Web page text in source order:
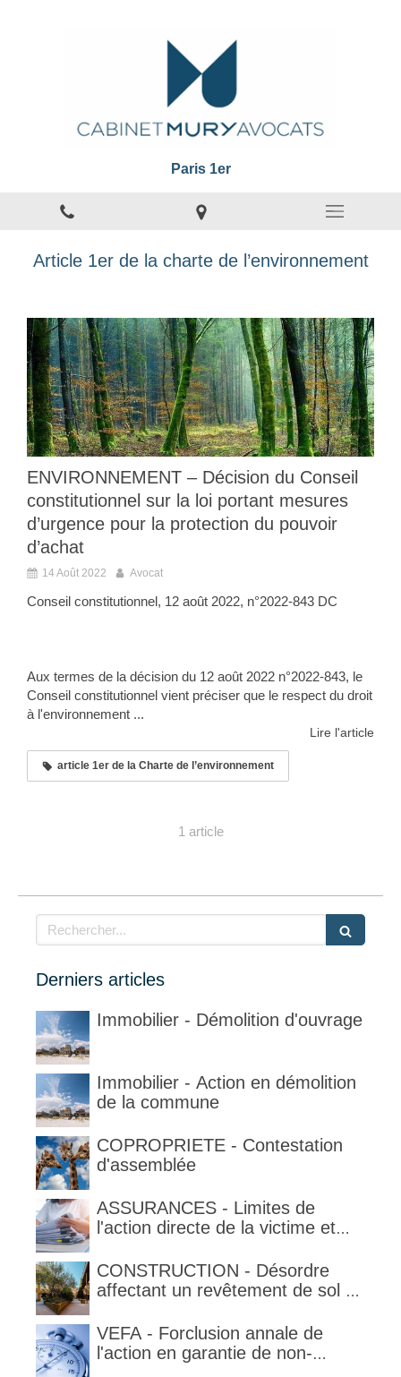
Paris 1er
Article 1er de la charte de l’environnement
ENVIRONNEMENT – Décision du Conseil
constitutionnel sur la loi portant mesures
d’urgence pour la protection du pouvoir
d’achat
14 Août 2022 Avocat
Conseil constitutionnel, 12 août 2022, n°2022-843 DC
Aux termes de la décision du 12 août 2022 n°2022-843, le
Conseil constitutionnel vient préciser que le respect du droit
à l'environnement ...
Lire l'article
article 1er de la Charte de l’environnement
1 article
Rechercher
Derniers articles
Immobilier - Démolition d'ouvrage
Immobilier - Action en démolition
de la commune
COPROPRIETE - Contestation
d'assemblée
ASSURANCES - Limites de
l'action directe de la victime et
délimitant l'étendue temporelle de
la garantie en condition de la
CONSTRUCTION - Désordre
affectant un revêtement de sol et
VEFA - Forclusion annale de
l'action en garantie de non-